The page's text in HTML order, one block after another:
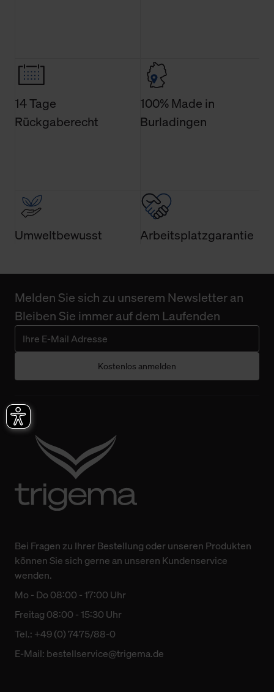
14 Tage
Rückgaberecht
100% Made in
Burladingen
Umweltbewusst Arbeitsplatzgarantie
Melden Sie sich zu unserem Newsletter an
Bleiben Sie immer auf dem Laufenden
Kostenlos anmelden
Bei Fragen zu Ihrer Bestellung oder unseren Produkten
können Sie sich gerne an unseren Kundenservice
wenden.
Mo - Do 08:00 - 17:00 Uhr
Freitag 08:00 - 15:30 Uhr
Tel.: +49 (0) 7475/88-0
E-Mail: bestellservice@trigema.de